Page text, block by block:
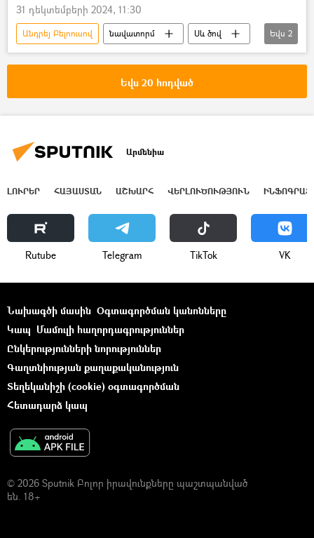
31 դեկտեմբերի 2024, 11:30
Անդրեյ Բելոուսով նավատորմ
Սև ծով
տեսանյութ
Տեսանյութեր
Եվս 2
Եվս 20 հոդված
Արմենիա
ԼՈՒՐԵՐ ՀԱՅԱՍՏԱՆ ԱՇԽԱՐՀ ՎԵՐԼՈՒԾՈՒԹՅՈՒՆ
Rutube Telegram ТikТоk VK
Նախագծի մասին Օգտագործման կանոնները
Կապ Մամուլի հաղորդագրություններ
Ընկերությունների նորություններ
Գաղտնիության քաղաքականություն
Տեղեկանիշի (cookie) օգտագործման
Հետադարձ կապ
© 2026 Sputnik Բոլոր իրավունքները պաշտպանված
են. 18+